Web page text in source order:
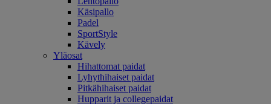
Käsipallo
Padel
SportStyle
Kävely
Yläosat
Hihattomat paidat
Lyhythihaiset paidat
Pitkähihaiset paidat
Hupparit ja collegepaidat